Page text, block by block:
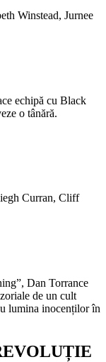
Winstead, Jurnee
echipă cu Black
o tânără.
Curran, Cliff
Dan Torrance
de un cult
lumina inocenților în